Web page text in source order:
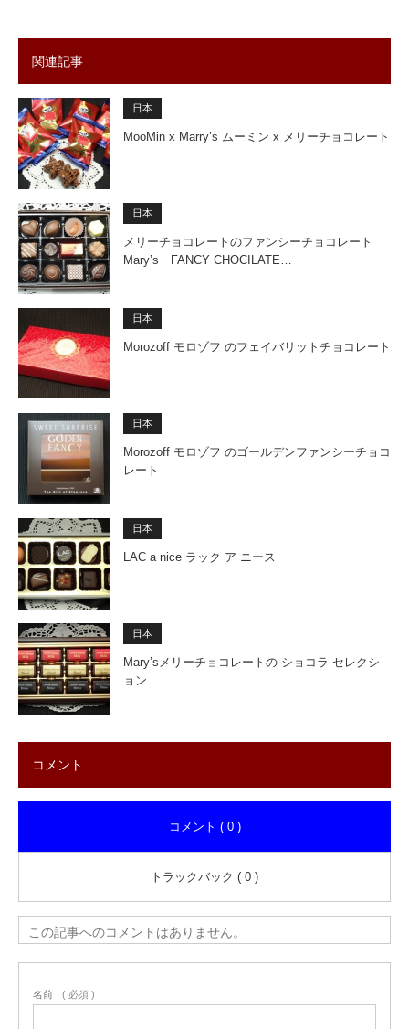
関連記事
日本
MooMin x Marry’s ムーミン x メリーチョコレート
日本
メリーチョコレートのファンシーチョコレート
Mary’s FANCY CHOCILATE…
日本
Morozoff モロゾフ のフェイバリットチョコレート
日本
Morozoff モロゾフ のゴールデンファンシーチョコ
レート
日本
LAC a nice ラック ア ニース
日本
Mary’sメリーチョコレートの ショコラ セレクシ
ョン
コメント
コメント ( 0 )
トラックバック ( 0 )
この記事へのコメントはありません。
名前 ( 必須 )